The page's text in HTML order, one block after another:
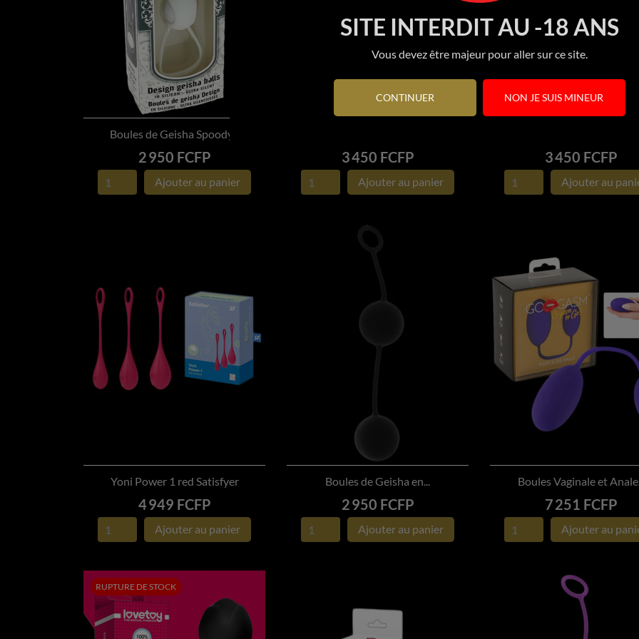
SITE INTERDIT AU -18 ANS
Vous devez être majeur pour aller sur ce site.
CONTINUER NON JE SUIS MINEUR
APERÇU RAPIDE
Boules de Geisha Spoody...
Prix
2 950 FCFP
Ajouter au panier
APERÇU RAPIDE
Prix
3 450 FCFP
Ajouter au panier
APERÇU RAPIDE
Prix
3 450 FCFP
Ajouter au
APERÇU RAPIDE
Yoni Power 1 red Satisfyer
Prix
4 949 FCFP
Ajouter au panier
APERÇU RAPIDE
Boules de Geisha en...
Prix
2 950 FCFP
Ajouter au panier
APERÇU RAPIDE
Boules Vaginale et Anale...
Prix
7 251 FCFP
Ajouter au
RUPTURE DE STOCK